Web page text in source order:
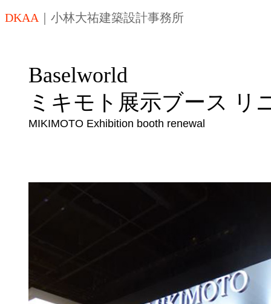
DKAA 小林大祐建築設計事務所
Baselworld
ミキモト展示ブース リ
MIKIMOTO Exhibition booth renewal